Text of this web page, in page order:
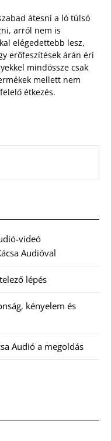
átesni a ló túlsó
arról nem is
elégedettebb lesz,
erőfeszítések árán éri
mindössze csak
mellett nem
étkezés.
videó
Audióval
lépés
kényelem és
Audió a megoldás